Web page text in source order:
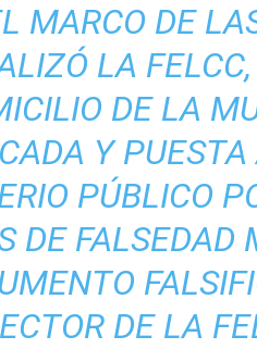
MARCO DE
LA
DE LA
Y
PÚBLICO
DE FALSEDAD
DE LA